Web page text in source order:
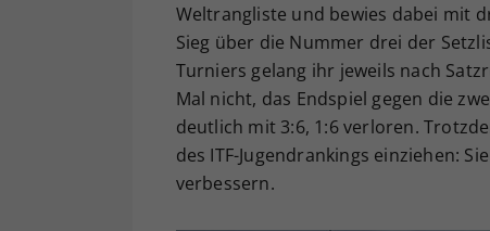
Weltrangliste und bewies dabei mit
Sieg über die Nummer drei der
Turniers gelang ihr jeweils nach
Mal nicht, das Endspiel gegen die
deutlich mit 3:6, 1:6 verloren.
des ITF-Jugendrankings einziehen:
verbessern.